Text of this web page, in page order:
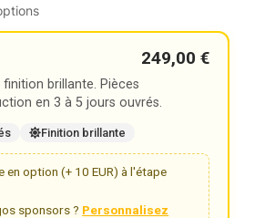
249,00 €
finition brillante. Pièces
en 3 à 5 jours ouvrés.
Finition brillante
option (+ 10 EUR) à l'étape
sponsors ? Personnalisez